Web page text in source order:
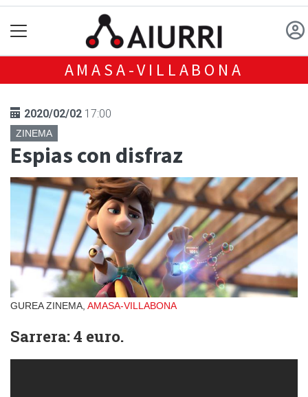
AMASA-VILLABONA
2020/02/02 17:00
ZINEMA
Espias con disfraz
GUREA ZINEMA, AMASA-VILLABONA
Sarrera: 4 euro.